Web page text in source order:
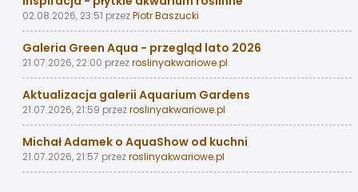
02.08.2026, 23:51 przezPiotr Baszucki
Galeria Green Aqua - przegląd lato 2026
21.07.2026, 22:00 przezroslinyakwariowe.pl
Aktualizacja galerii Aquarium Gardens
21.07.2026, 21:59 przezroslinyakwariowe.pl
Michał Adamek o AquaShow od kuchni
21.07.2026, 21:57 przezroslinyakwariowe.pl